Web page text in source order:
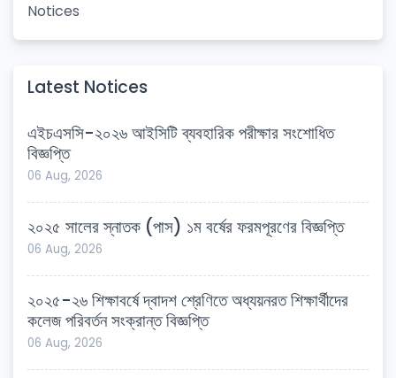
Notices
Latest Notices
এইচএসসি-২০২৬ আইসিটি ব্যবহারিক পরীক্ষার সংশোধিত
বিজ্ঞপ্তি
06 Aug, 2026
২০২৫ সালের স্নাতক (পাস) ১ম বর্ষের ফরমপূরণের বিজ্ঞপ্তি
06 Aug, 2026
২০২৫-২৬ শিক্ষাবর্ষে দ্বাদশ শ্রেণিতে অধ্যয়নরত শিক্ষার্থীদের
কলেজ পরিবর্তন সংক্রান্ত বিজ্ঞপ্তি
06 Aug, 2026